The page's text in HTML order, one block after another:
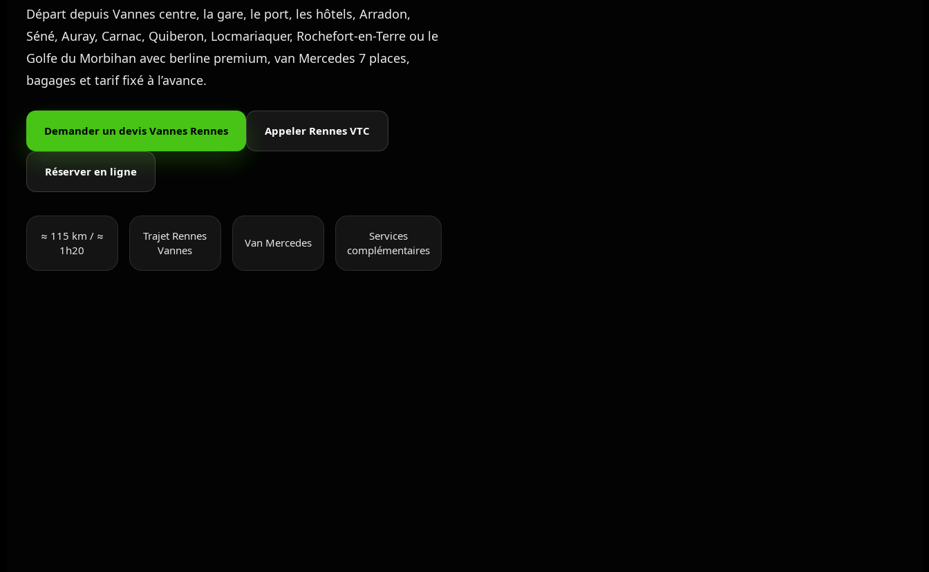
Départ depuis Vannes centre, la gare, le port, les hôtels, Arradon,
Séné, Auray, Carnac, Quiberon, Locmariaquer, Rochefort-en-Terre ou le
Golfe du Morbihan avec berline premium, van Mercedes 7 places,
bagages et tarif fixé à l’avance.
Demander un devis Vannes Rennes Appeler Rennes VTC
Réserver en ligne
≈ 115 km / ≈
1h20
Trajet Rennes
Vannes
Van Mercedes
Services
complémentaires